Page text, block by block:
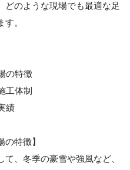
どのような現場でも最適な足
。
の特徴
工体制
績
の特徴】
、冬季の豪雪や強風など、